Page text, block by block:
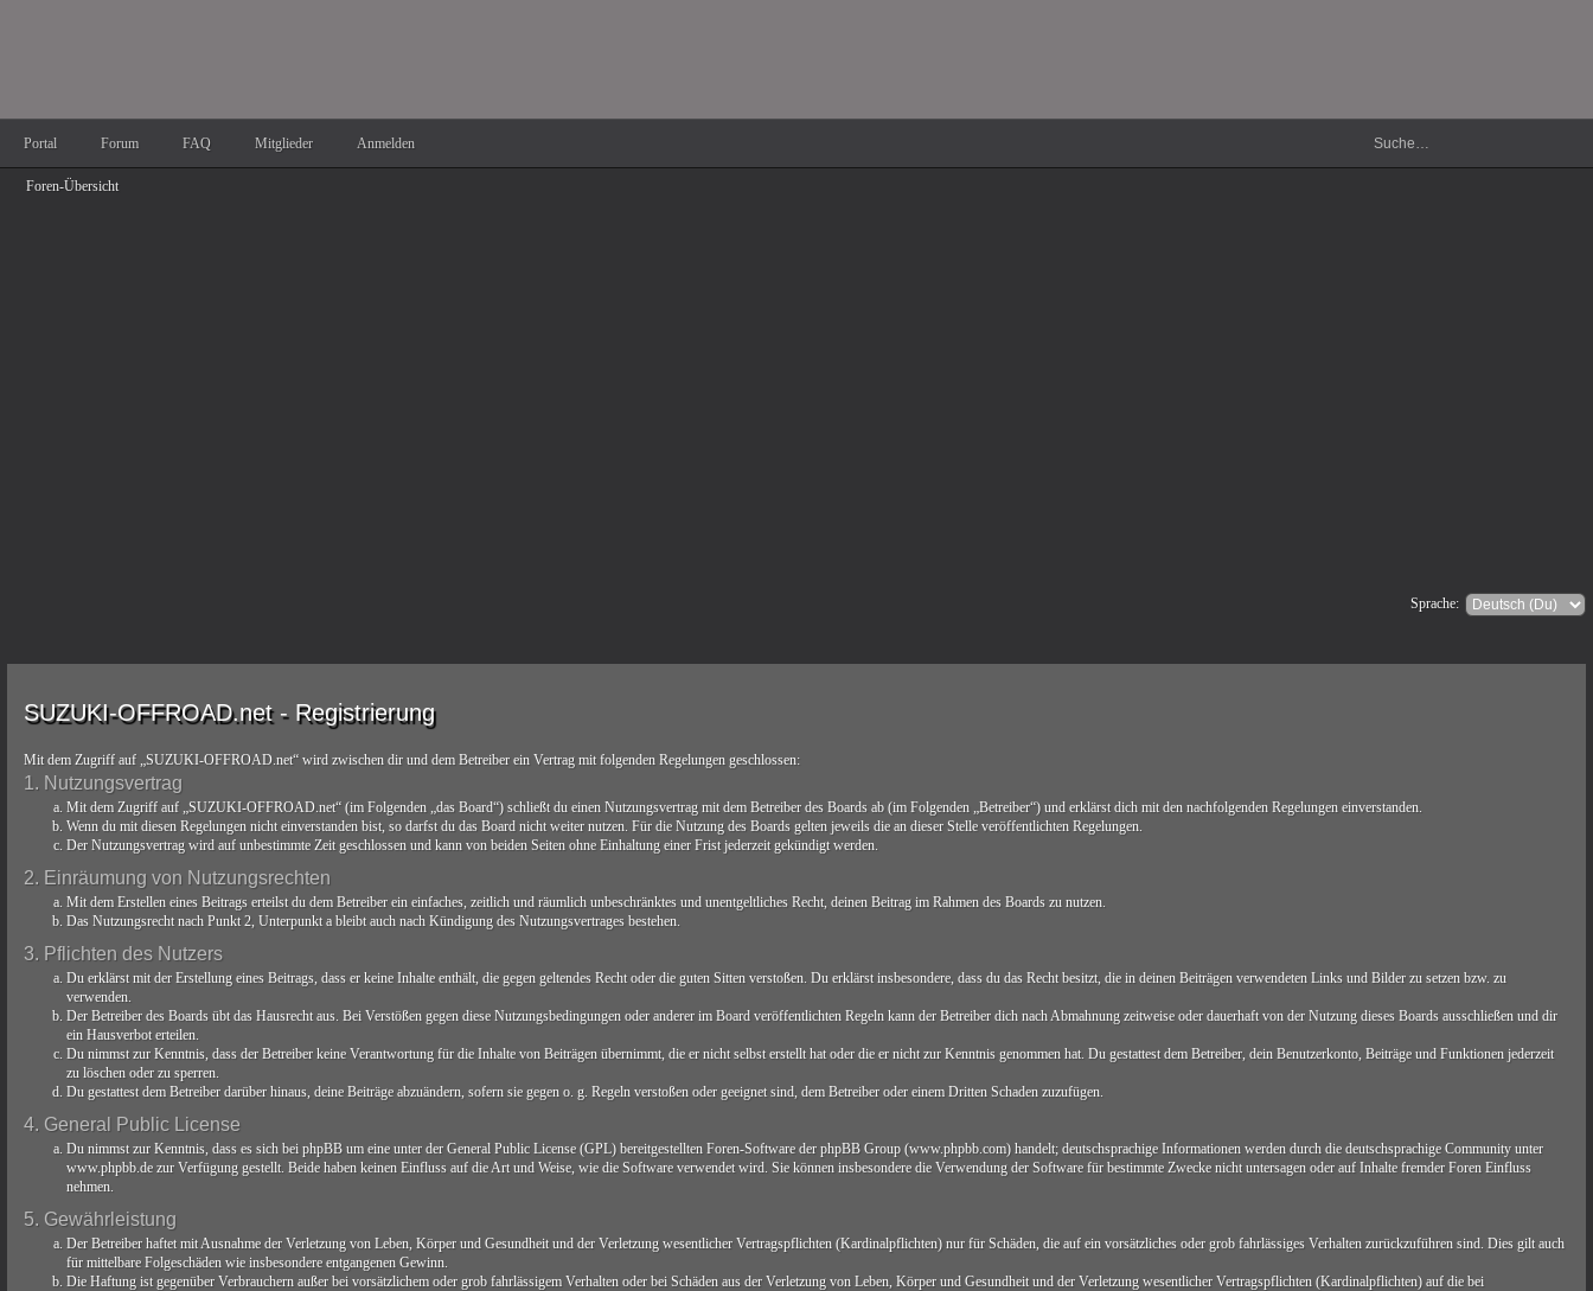
Portal Forum FAQ Mitglieder Anmelden
Foren-Übersicht
Sprache:
SUZUKI-OFFROAD.net - Registrierung
Mit dem Zugriff auf „SUZUKI-OFFROAD.net“ wird zwischen dir und dem Betreiber ein Vertrag mit folgenden Regelungen geschlossen:
1. Nutzungsvertrag
Mit dem Zugriff auf „SUZUKI-OFFROAD.net“ (im Folgenden „das Board“) schließt du einen Nutzungsvertrag mit dem Betreiber des Boards ab (im Folgenden „Betreiber“) und erklärst dich mit den nachfolgenden Regelungen einverstanden.
Wenn du mit diesen Regelungen nicht einverstanden bist, so darfst du das Board nicht weiter nutzen. Für die Nutzung des Boards gelten jeweils die an dieser Stelle veröffentlichten Regelungen.
Der Nutzungsvertrag wird auf unbestimmte Zeit geschlossen und kann von beiden Seiten ohne Einhaltung einer Frist jederzeit gekündigt werden.
2. Einräumung von Nutzungsrechten
Mit dem Erstellen eines Beitrags erteilst du dem Betreiber ein einfaches, zeitlich und räumlich unbeschränktes und unentgeltliches Recht, deinen Beitrag im Rahmen des Boards zu nutzen.
Das Nutzungsrecht nach Punkt 2, Unterpunkt a bleibt auch nach Kündigung des Nutzungsvertrages bestehen.
3. Pflichten des Nutzers
Du erklärst mit der Erstellung eines Beitrags, dass er keine Inhalte enthält, die gegen geltendes Recht oder die guten Sitten verstoßen. Du erklärst insbesondere, dass du das Recht besitzt, die in deinen Beiträgen verwendeten Links und Bilder zu setzen bzw. zu
verwenden.
Der Betreiber des Boards übt das Hausrecht aus. Bei Verstößen gegen diese Nutzungsbedingungen oder anderer im Board veröffentlichten Regeln kann der Betreiber dich nach Abmahnung zeitweise oder dauerhaft von der Nutzung dieses Boards ausschließen und dir
ein Hausverbot erteilen.
Du nimmst zur Kenntnis, dass der Betreiber keine Verantwortung für die Inhalte von Beiträgen übernimmt, die er nicht selbst erstellt hat oder die er nicht zur Kenntnis genommen hat. Du gestattest dem Betreiber, dein Benutzerkonto, Beiträge und Funktionen jederzeit
zu löschen oder zu sperren.
Du gestattest dem Betreiber darüber hinaus, deine Beiträge abzuändern, sofern sie gegen o. g. Regeln verstoßen oder geeignet sind, dem Betreiber oder einem Dritten Schaden zuzufügen.
4. General Public License
Du nimmst zur Kenntnis, dass es sich bei phpBB um eine unter der General Public License (GPL) bereitgestellten Foren-Software der phpBB Group (www.phpbb.com) handelt; deutschsprachige Informationen werden durch die deutschsprachige Community unter
www.phpbb.de zur Verfügung gestellt. Beide haben keinen Einfluss auf die Art und Weise, wie die Software verwendet wird. Sie können insbesondere die Verwendung der Software für bestimmte Zwecke nicht untersagen oder auf Inhalte fremder Foren Einfluss
nehmen.
5. Gewährleistung
Der Betreiber haftet mit Ausnahme der Verletzung von Leben, Körper und Gesundheit und der Verletzung wesentlicher Vertragspflichten (Kardinalpflichten) nur für Schäden, die auf ein vorsätzliches oder grob fahrlässiges Verhalten zurückzuführen sind. Dies gilt auch
für mittelbare Folgeschäden wie insbesondere entgangenen Gewinn.
Die Haftung ist gegenüber Verbrauchern außer bei vorsätzlichem oder grob fahrlässigem Verhalten oder bei Schäden aus der Verletzung von Leben, Körper und Gesundheit und der Verletzung wesentlicher Vertragspflichten (Kardinalpflichten) auf die bei